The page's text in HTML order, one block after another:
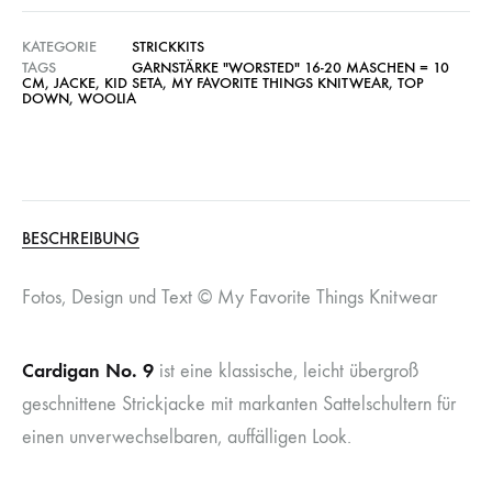
KATEGORIE
STRICKKITS
TAGS
GARNSTÄRKE "WORSTED" 16-20 MASCHEN = 10
CM, JACKE, KID SETA, MY FAVORITE THINGS KNITWEAR, TOP
DOWN, WOOLIA
BESCHREIBUNG
Fotos, Design und Text © My Favorite Things Knitwear
Cardigan No. 9 ist eine klassische, leicht übergroß
geschnittene Strickjacke mit markanten Sattelschultern für
einen unverwechselbaren, auffälligen Look.